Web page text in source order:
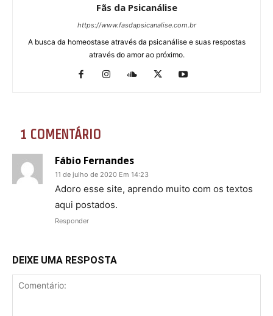
Fãs da Psicanálise
https://www.fasdapsicanalise.com.br
A busca da homeostase através da psicanálise e suas respostas
através do amor ao próximo.
1 COMENTÁRIO
Fábio Fernandes
11 de julho de 2020 Em 14:23
Adoro esse site, aprendo muito com os textos
aqui postados.
Responder
DEIXE UMA RESPOSTA